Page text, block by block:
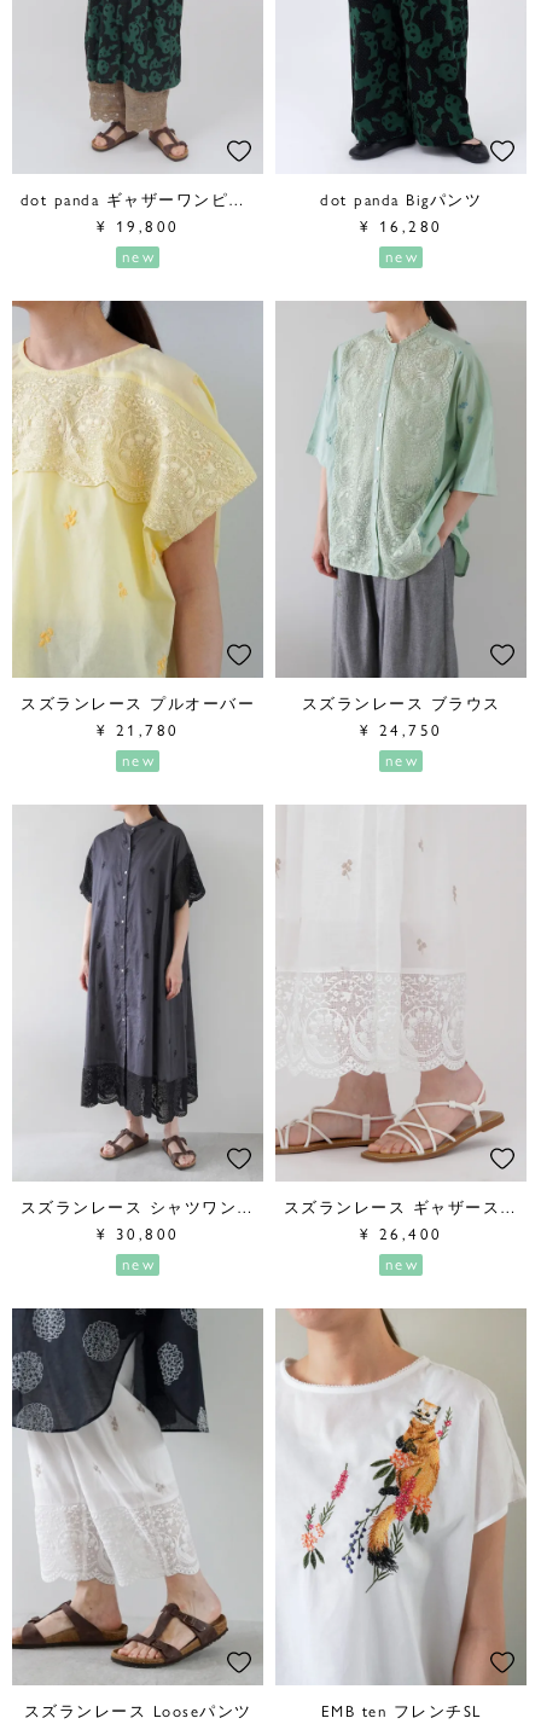
dot panda ギャザーワンピース
¥ 19,800
new
dot panda Bigパンツ
¥ 16,280
new
スズランレース プルオーバー
¥ 21,780
new
スズランレース ブラウス
¥ 24,750
new
スズランレース シャツワンピース
¥ 30,800
new
スズランレース ギャザースカート
¥ 26,400
new
スズランレース Looseパンツ
EMB ten フレンチSL